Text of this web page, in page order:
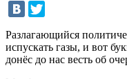
Разлагающийся
испускать газы, и вот
донёс до нас весть об